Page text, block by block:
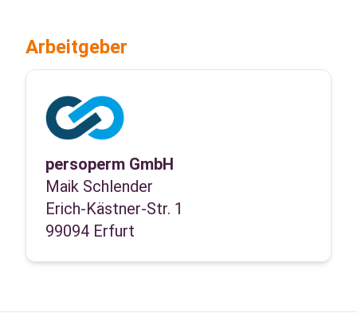
Arbeitgeber
persoperm GmbH
Maik Schlender
Erich-Kästner-Str. 1
99094 Erfurt